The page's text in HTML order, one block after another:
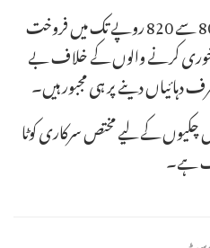
حیدر آباد میں 10 کلو آٹے کا بیگ 800 سے 820 روپے تک میں فروخت
خوری کرنے والوں کے خلاف بے
دینے پر ہی مجبور ہیں۔
چکیوں کے لیے مختص سرکاری کوٹا
ہے۔